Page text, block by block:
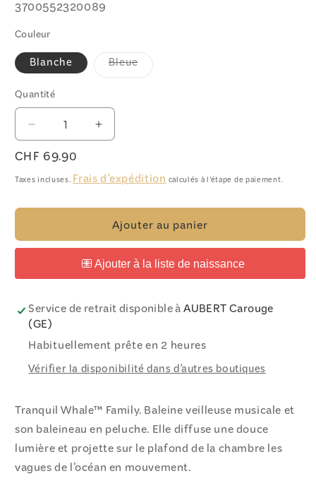
SKU:
3700552320089
Couleur
Blanche BleueVariante
Quantité
Quantité
Réduire
la
quantité
de
Baleine
Family
Augmenter
la
de
Veilleuse
Baleine
Tranquil
Whale™
Family
Prix
habituel
CHF 69.90
Taxes incluses.Frais d'expéditioncalculés à l'étape de paiement.
Ajouter au panier
Service de retrait disponible àAUBERT Carouge
(GE)
Habituellement prête en 2 heures
Vérifier la disponibilité dans d'autres boutiques
Tranquil Whale™ Family. Baleine veilleuse musicale et
son baleineau en peluche. Elle diffuse une douce
lumière et projette sur le plafond de la chambre les
vagues de l’océan en mouvement.